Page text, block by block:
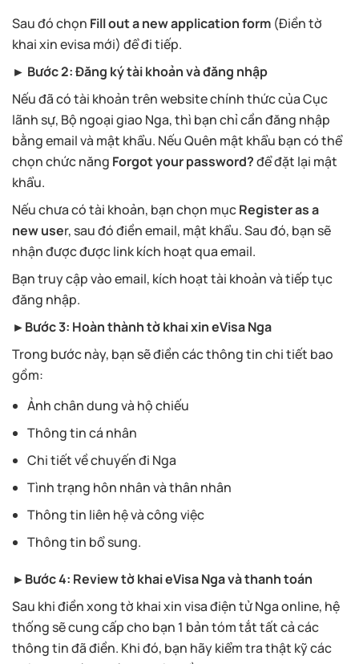
Sau đó chọn Fill out a new application form (Điền tờ
khai xin evisa mới) để đi tiếp.
► Bước 2: Đăng ký tài khoản và đăng nhập
Nếu đã có tài khoản trên website chính thức của Cục
lãnh sự, Bộ ngoại giao Nga, thì bạn chỉ cần đăng nhập
bằng email và mật khẩu. Nếu Quên mật khẩu bạn có thể
chọn chức năng Forgot your password?để đặt lại mật
khẩu.
Nếu chưa có tài khoản, bạn chọn mụcRegister as a
new user, sau đó điền email, mật khẩu. Sau đó, bạn sẽ
nhận được được link kích hoạt qua email.
Bạn truy cập vào email, kích hoạt tài khoản và tiếp tục
đăng nhập.
►Bước 3: Hoàn thành tờ khai xin eVisa Nga
Trong bước này, bạn sẽ điền các thông tin chi tiết bao
gồm:
Ảnh chân dung và hộ chiếu
Thông tin cá nhân
Chi tiết về chuyến đi Nga
Tình trạng hôn nhân và thân nhân
Thông tin liên hệ và công việc
Thông tin bổ sung.
►Bước 4: Review tờ khai eVisa Nga và thanh toán
Sau khi điền xong tờ khai xin visa điện tử Nga online, hệ
thống sẽ cung cấp cho bạn 1 bản tóm tắt tất cả các
thông tin đã điền. Khi đó, bạn hãy kiểm tra thật kỹ các